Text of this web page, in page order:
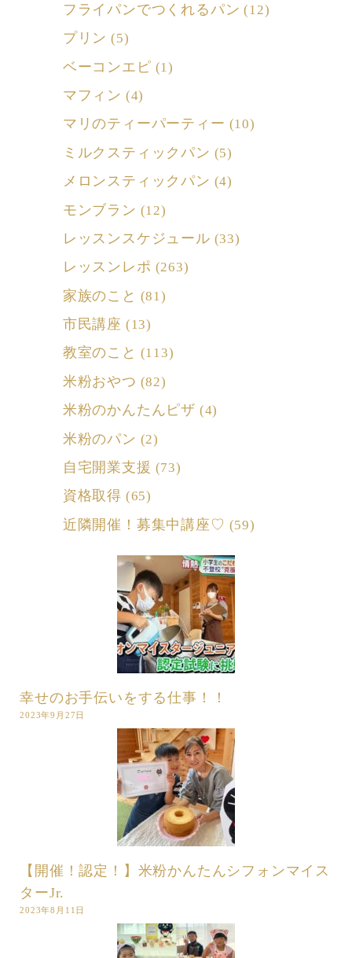
フライパンでつくれるパン (12)
プリン (5)
ベーコンエピ (1)
マフィン (4)
マリのティーパーティー (10)
ミルクスティックパン (5)
メロンスティックパン (4)
モンブラン (12)
レッスンスケジュール (33)
レッスンレポ (263)
家族のこと (81)
市民講座 (13)
教室のこと (113)
米粉おやつ (82)
米粉のかんたんピザ (4)
米粉のパン (2)
自宅開業支援 (73)
資格取得 (65)
近隣開催！募集中講座♡ (59)
幸せのお手伝いをする仕事！！
2023年9月27日
【開催！認定！】米粉かんたんシフォンマイス
ターJr.
2023年8月11日